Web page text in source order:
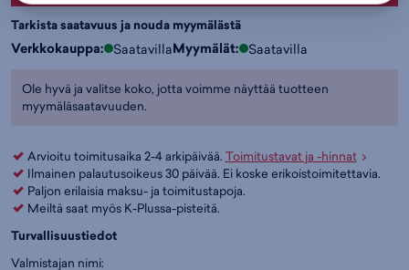
Tarkista saatavuus ja nouda myymälästä
Verkkokauppa: SaatavillaMyymälät: Saatavilla
Ole hyvä ja valitse koko, jotta voimme näyttää tuotteen
myymäläsaatavuuden.
Arvioitu toimitusaika 2-4 arkipäivää. Toimitustavat ja -hinnat
Ilmainen palautusoikeus 30 päivää. Ei koske erikoistoimitettavia.
Paljon erilaisia maksu- ja toimitustapoja.
Meiltä saat myös K-Plussa-pisteitä.
Turvallisuustiedot
Valmistajan nimi: